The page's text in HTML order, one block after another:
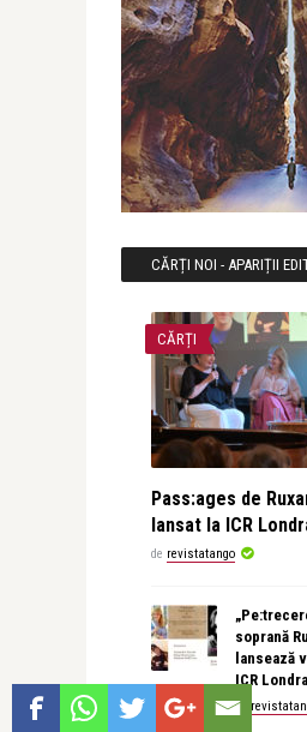
CĂRȚI NOI - APARIȚII
CĂRȚI
Pass:ages de
lansat la ICR
de revistatango
soprană
lansează
ICR Londra
de